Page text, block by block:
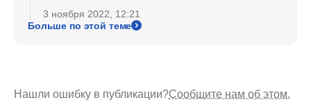
3 ноября 2022, 12:21
Больше по этой теме
Нашли ошибку в публикации?Сообщите нам об этом.